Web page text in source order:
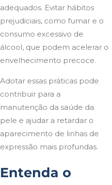
adequados. Evitar hábitos
prejudiciais, como fumar e o
consumo excessivo de
álcool, que podem acelerar o
envelhecimento precoce.
Adotar essas práticas pode
contribuir para a
manutenção da saúde da
pele e ajudar a retardar o
aparecimento de linhas de
expressão mais profundas.
Entenda o